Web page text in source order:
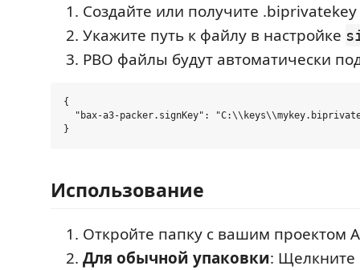
Создайте или получите
Укажите путь к файлу в настройке
PBO файлы будут автоматически
{
"bax-a3-packer.signKey":
Использование
Откройте папку с вашим проектом
Для обычной упаковки: Щелкните